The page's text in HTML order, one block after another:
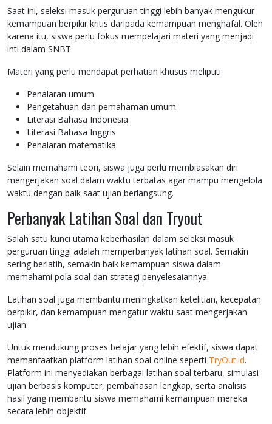
Saat ini, seleksi masuk perguruan tinggi lebih banyak mengukur
kemampuan berpikir kritis daripada kemampuan menghafal. Oleh
karena itu, siswa perlu fokus mempelajari materi yang menjadi
inti dalam SNBT.
Materi yang perlu mendapat perhatian khusus meliputi:
Penalaran umum
Pengetahuan dan pemahaman umum
Literasi Bahasa Indonesia
Literasi Bahasa Inggris
Penalaran matematika
Selain memahami teori, siswa juga perlu membiasakan diri
mengerjakan soal dalam waktu terbatas agar mampu mengelola
waktu dengan baik saat ujian berlangsung.
Perbanyak Latihan Soal dan Tryout
Salah satu kunci utama keberhasilan dalam seleksi masuk
perguruan tinggi adalah memperbanyak latihan soal. Semakin
sering berlatih, semakin baik kemampuan siswa dalam
memahami pola soal dan strategi penyelesaiannya.
Latihan soal juga membantu meningkatkan ketelitian, kecepatan
berpikir, dan kemampuan mengatur waktu saat mengerjakan
ujian.
Untuk mendukung proses belajar yang lebih efektif, siswa dapat
memanfaatkan platform latihan soal online seperti TryOut.id.
Platform ini menyediakan berbagai latihan soal terbaru, simulasi
ujian berbasis komputer, pembahasan lengkap, serta analisis
hasil yang membantu siswa memahami kemampuan mereka
secara lebih objektif.